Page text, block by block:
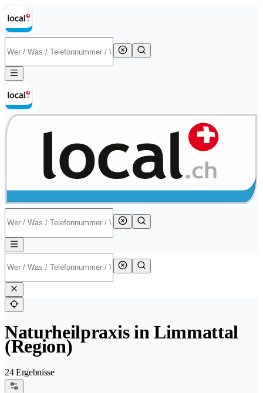
Naturheilpraxis in Limmattal
(Region)
24 Ergebnisse